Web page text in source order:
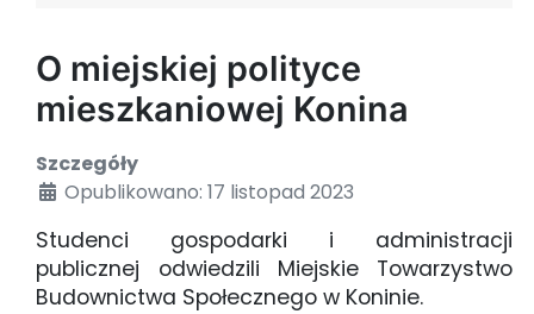
O miejskiej polityce
mieszkaniowej Konina
Szczegóły
Opublikowano: 17 listopad 2023
Studenci gospodarki i administracji
publicznej odwiedzili Miejskie Towarzystwo
Budownictwa Społecznego w Koninie.